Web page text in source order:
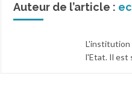
Auteur de l’article :
L'institution
l'Etat. Il est